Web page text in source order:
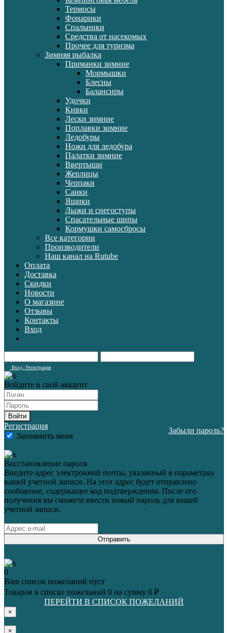
Термосы
Фонарики
Спальники
Средства от насекомых
Прочее для туризма
Зимняя рыбалка
Приманки зимние
Мормышки
Блесны
Балансиры
Удочки
Кивки
Лески зимние
Поплавки зимние
Ледобуры
Ножи для ледобура
Палатки зимние
Ввертыши
Жерлицы
Черпаки
Санки
Ящики
Лыжи и снегоступы
Спасательные шипы
Кормушки самосбросы
Все категории
Производители
Наш канал на Rutube
Оплата
Доставка
Скидки
Новости
О магазине
Отзывы
Контакты
Вход
Вход / Регистрация
Войдите в свой аккаунт
Войти
Регистрация
Запомнить меня
Забыли пароль?
Восстановление пароля
Введите адрес электронной почты, указанный в параметрах
вашей учетной записи. На этот адрес будет отправлено
сообщение, содержащее код подтверждения. После его
получения вы сможете ввести новый пароль для вашей
учетной записи.
Отправить
0
Ваш список пожеланий пуст
Товаров в списке пожеланий 0 на сумму 0 ₽
ПЕРЕЙТИ В СПИСОК ПОЖЕЛАНИЙ
×
×